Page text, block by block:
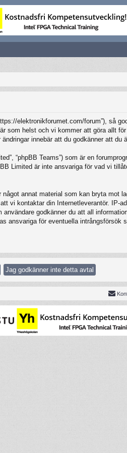
elektronikforumet.com/forum”), så
som helst och vi kommer att göra allt
innebär att du godkänner att du
“phpBB Teams”) som är en
Limited är inte ansvariga för vad vi
annat material som kan bryta mot
vi kontaktar din Internetleverantör. IP-
godkänner du att all
ansvariga för eventuella intrångsförsök